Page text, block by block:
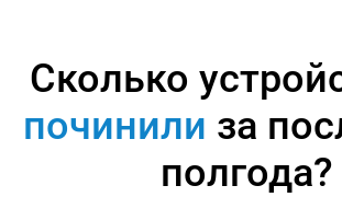
Сколько
починили за
полгода?